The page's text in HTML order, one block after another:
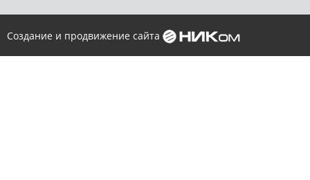
Создание и продвижение сайта